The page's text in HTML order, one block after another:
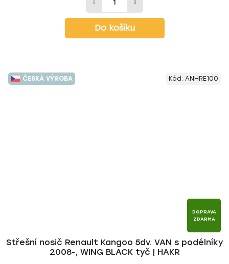
Do košíku
ČESKÁ VÝROBA
DOPRAVA
ZDARMA
Střešní nosič Renault Kangoo 5dv. VAN s podélníky
2008-, WING BLACK tyč | HAKR
Kód: ANHRE100